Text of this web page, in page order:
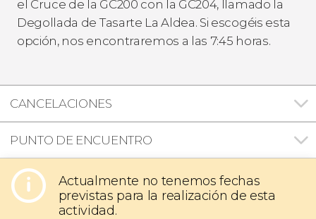
el Cruce de la GC200 con la GC204, llamado la
Degollada de Tasarte La Aldea. Si escogéis esta
opción, nos encontraremos a las 7:45 horas.
CANCELACIONES
PUNTO DE ENCUENTRO
Actualmente no tenemos fechas
previstas para la realización de esta
actividad.